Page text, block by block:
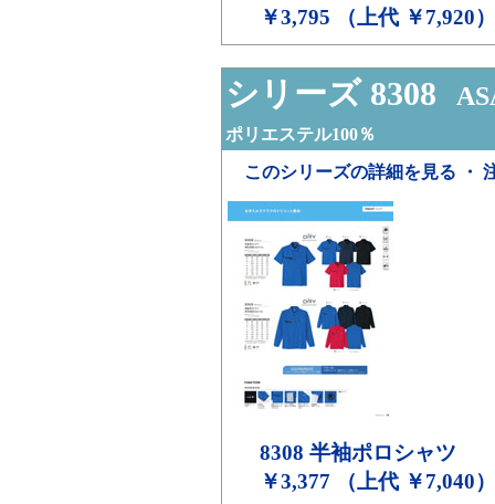
￥3,795 （上代 ￥7,920）
シリーズ 8308
ポリエステル100％
このシリーズの詳細を見る ・
8308 半袖ポロシャツ
￥3,377 （上代 ￥7,040）